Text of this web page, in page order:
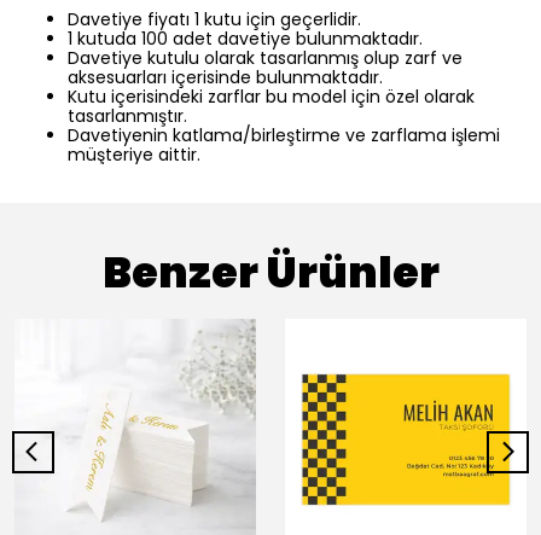
Davetiye fiyatı 1 kutu için geçerlidir.
1 kutuda 100 adet davetiye bulunmaktadır.
Davetiye kutulu olarak tasarlanmış olup zarf ve
aksesuarları içerisinde bulunmaktadır.
Kutu içerisindeki zarflar bu model için özel olarak
tasarlanmıştır.
Davetiyenin katlama/birleştirme ve zarflama işlemi
müşteriye aittir.
Benzer Ürünler